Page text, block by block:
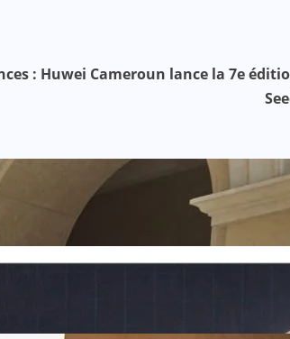
: Huwei Cameroun lance la 7e